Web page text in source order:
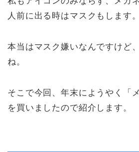
人前に出る時はマスクもします。
本当はマスク嫌いなんですけど
ね。
そこで今回、年末にようやく「
を買いましたので紹介します。